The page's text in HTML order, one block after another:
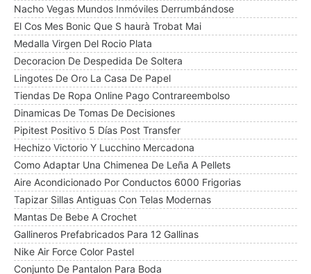
Nacho Vegas Mundos Inmóviles Derrumbándose
El Cos Mes Bonic Que S haurà Trobat Mai
Medalla Virgen Del Rocio Plata
Decoracion De Despedida De Soltera
Lingotes De Oro La Casa De Papel
Tiendas De Ropa Online Pago Contrareembolso
Dinamicas De Tomas De Decisiones
Pipitest Positivo 5 Días Post Transfer
Hechizo Victorio Y Lucchino Mercadona
Como Adaptar Una Chimenea De Leña A Pellets
Aire Acondicionado Por Conductos 6000 Frigorias
Tapizar Sillas Antiguas Con Telas Modernas
Mantas De Bebe A Crochet
Gallineros Prefabricados Para 12 Gallinas
Nike Air Force Color Pastel
Conjunto De Pantalon Para Boda